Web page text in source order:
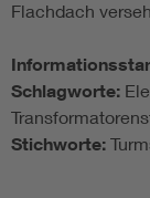
Flachdach
Schlagworte:
Stichworte: